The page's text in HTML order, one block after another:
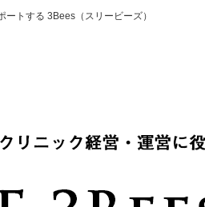
トする 3Bees（スリービーズ）